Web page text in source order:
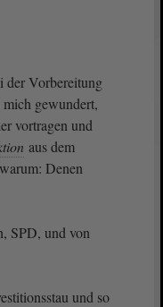
der Vorbereitung
mich gewundert,
vortragen und
aus dem
Denen
SPD, und von
und so